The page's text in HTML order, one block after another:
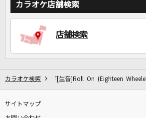
カラオケ店舗検索
店舗検索
カラオケ検索 「[生音]Roll On (Eighteen
サイトマップ